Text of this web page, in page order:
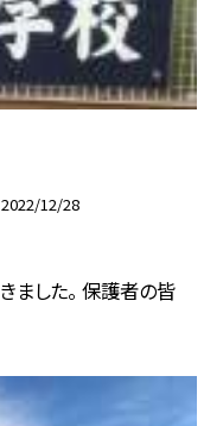
2022/12/28
ました。 保護者の皆